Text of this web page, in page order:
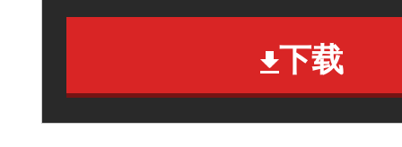
下载